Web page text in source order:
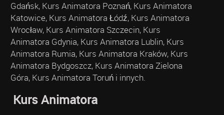
Gdańsk, Kurs Animatora Poznań, Kurs Animatora
Katowice, Kurs Animatora Łódź, Kurs Animatora
Wrocław, Kurs Animatora Szczecin, Kurs
Animatora Gdynia, Kurs Animatora Lublin, Kurs
Animatora Rumia, Kurs Animatora Kraków, Kurs
Animatora Bydgoszcz, Kurs Animatora Zielona
Góra, Kurs Animatora Toruń i innych.
Kurs Animatora